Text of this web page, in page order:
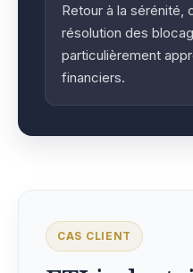
Retour à la sérénité,
résolution des
particulièrement
financiers.
CAS CLIENT